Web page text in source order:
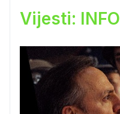
Vijesti: INFO